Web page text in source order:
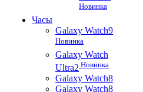
Новинка
Часы
Galaxy Watch9
Новинка
Galaxy Watch
Ultra2 Новинка
Galaxy Watch8
Galaxy Watch8